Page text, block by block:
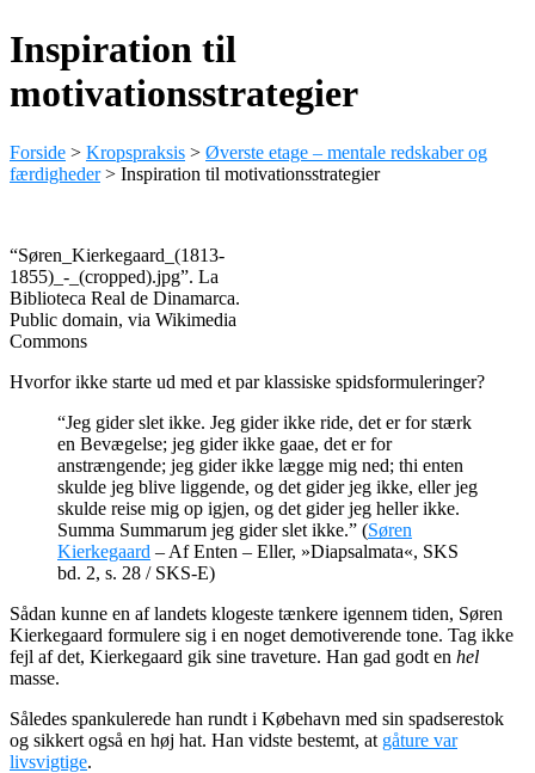
Inspiration til
motivationsstrategier
Forside > Kropspraksis > Øverste etage – mentale redskaber og
færdigheder> Inspiration til motivationsstrategier
“Søren_Kierkegaard_(1813-
1855)_-_(cropped).jpg”. La
Biblioteca Real de Dinamarca.
Public domain, via Wikimedia
Commons
Hvorfor ikke starte ud med et par klassiske spidsformuleringer?
“Jeg gider slet ikke. Jeg gider ikke ride, det er for stærk
en Bevægelse; jeg gider ikke gaae, det er for
anstrængende; jeg gider ikke lægge mig ned; thi enten
skulde jeg blive liggende, og det gider jeg ikke, eller jeg
skulde reise mig op igjen, og det gider jeg heller ikke.
Summa Summarum jeg gider slet ikke.” (Søren
Kierkegaard – Af Enten – Eller, »Diapsalmata«, SKS
bd. 2, s. 28 / SKS-E)
Sådan kunne en af landets klogeste tænkere igennem tiden, Søren
Kierkegaard formulere sig i en noget demotiverende tone. Tag ikke
fejl af det, Kierkegaard gik sine traveture. Han gad godt en hel
masse.
Således spankulerede han rundt i Købehavn med sin spadserestok
og sikkert også en høj hat. Han vidste bestemt, at gåture var
livsvigtige.